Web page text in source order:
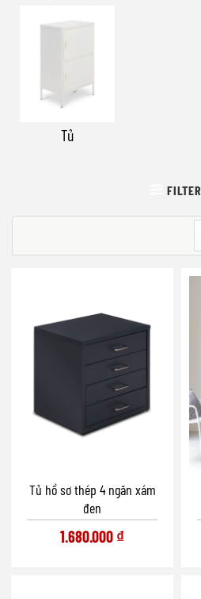
Tủ
FILTER
Tủ hồ sơ thép 4 ngăn xám
đen
1.680.000 ₫